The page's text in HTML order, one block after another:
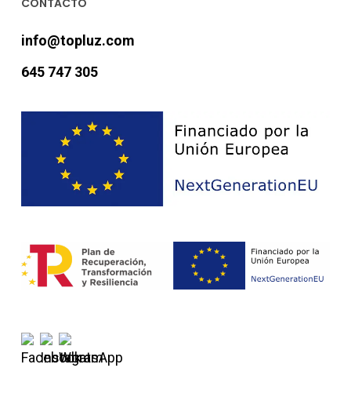
CONTACTO
info@topluz.com
645 747 305